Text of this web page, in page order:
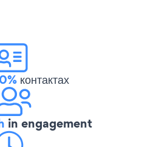
контактах
in engagement